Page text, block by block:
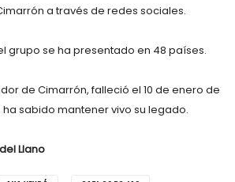
a través de redes sociales.
grupo se ha presentado en 48 países.
de Cimarrón, falleció el 10 de enero de
ha sabido mantener vivo su legado.
Llano